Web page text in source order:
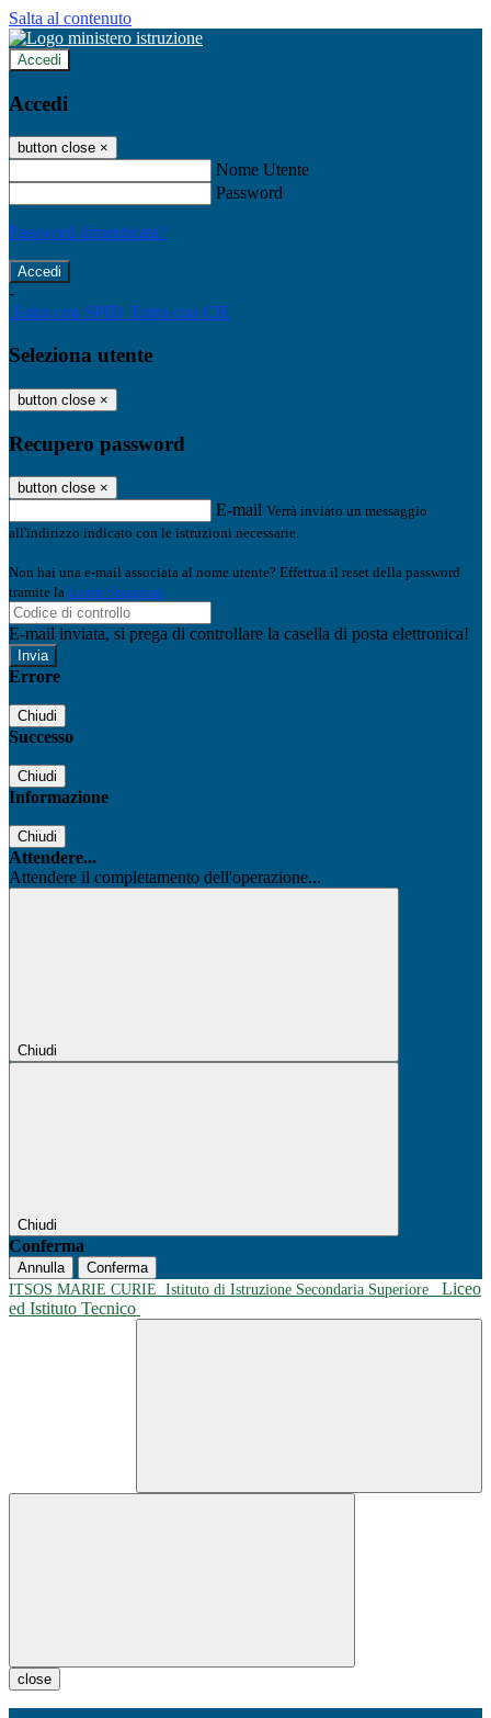
Salta al contenuto
Accedi
Accedi
button close ×
Nome Utente
Password
Password dimenticata?
-
Entra con SPID Entra con CIE
Seleziona utente
button close ×
Recupero password
button close ×
E-mail Verrà inviato un messaggio
all'indirizzo indicato con le istruzioni necessarie.
Non hai una e-mail associata al nome utente? Effettua il reset della password
tramite la Login Spaggiari
E-mail inviata, si prega di controllare la casella di posta elettronica!
Errore
Chiudi
Successo
Chiudi
Informazione
Chiudi
Attendere...
Attendere il completamento dell'operazione...
Chiudi
Chiudi
Conferma
Annulla
Conferma
ITSOS MARIE CURIE Istituto di Istruzione Secondaria Superiore
Liceo
ed Istituto Tecnico
close